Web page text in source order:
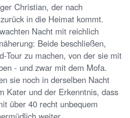
Christian, der nach
in die Heimat kommt.
Nacht mit reichlich
Beide beschließen,
Tour zu machen, von der sie mit
- und zwar mit dem Mofa.
sie noch in derselben Nacht
Kater und der Erkenntnis, dass
über 40 recht unbequem